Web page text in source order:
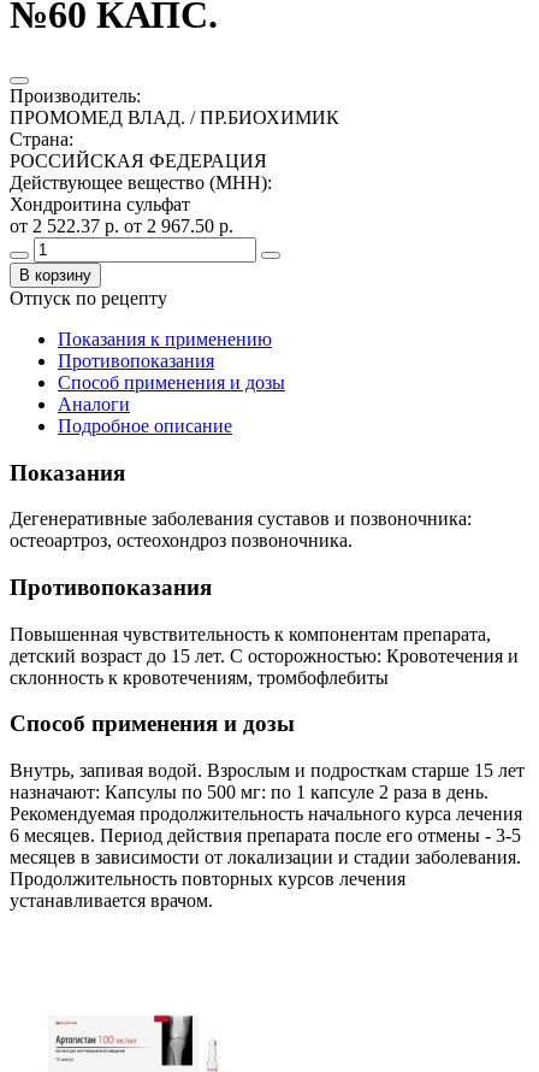
№60 КАПС.
Производитель:
ПРОМОМЕД ВЛАД. / ПР.БИОХИМИК
Страна:
РОССИЙСКАЯ ФЕДЕРАЦИЯ
Действующее вещество (МНН):
Хондроитина сульфат
от 2 522.37 р. от 2 967.50 р.
В корзину
Отпуск по рецепту
Показания к применению
Противопоказания
Способ применения и дозы
Аналоги
Подробное описание
Показания
Дегенеративные заболевания суставов и позвоночника:
остеоартроз, остеохондроз позвоночника.
Противопоказания
Повышенная чувствительность к компонентам препарата,
детский возраст до 15 лет. С осторожностью: Кровотечения и
склонность к кровотечениям, тромбофлебиты
Способ применения и дозы
Внутрь, запивая водой. Взрослым и подросткам старше 15 лет
назначают: Капсулы по 500 мг: по 1 капсуле 2 раза в день.
Рекомендуемая продолжительность начального курса лечения
6 месяцев. Период действия препарата после его отмены - 3-5
месяцев в зависимости от локализации и стадии заболевания.
Продолжительность повторных курсов лечения
устанавливается врачом.